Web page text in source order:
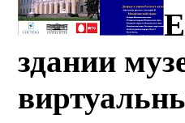
здании